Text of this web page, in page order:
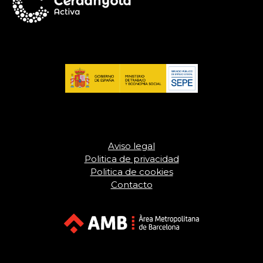
Aviso legal
Politica de privacidad
Politica de cookies
Contacto